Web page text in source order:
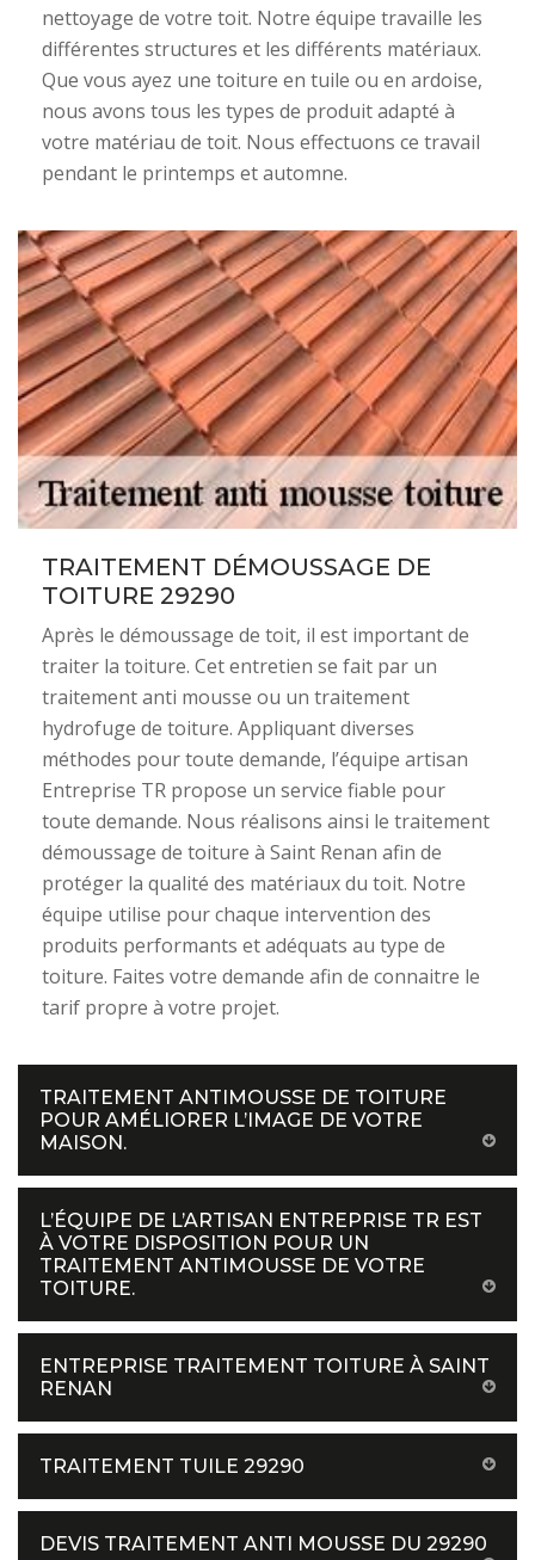
nettoyage de votre toit. Notre équipe travaille les
différentes structures et les différents matériaux.
Que vous ayez une toiture en tuile ou en ardoise,
nous avons tous les types de produit adapté à
votre matériau de toit. Nous effectuons ce travail
pendant le printemps et automne.
TRAITEMENT DÉMOUSSAGE DE
TOITURE 29290
Après le démoussage de toit, il est important de
traiter la toiture. Cet entretien se fait par un
traitement anti mousse ou un traitement
hydrofuge de toiture. Appliquant diverses
méthodes pour toute demande, l’équipe artisan
Entreprise TR propose un service fiable pour
toute demande. Nous réalisons ainsi le traitement
démoussage de toiture à Saint Renan afin de
protéger la qualité des matériaux du toit. Notre
équipe utilise pour chaque intervention des
produits performants et adéquats au type de
toiture. Faites votre demande afin de connaitre le
tarif propre à votre projet.
TRAITEMENT ANTIMOUSSE DE TOITURE
POUR AMÉLIORER L’IMAGE DE VOTRE
MAISON.
L’ÉQUIPE DE L’ARTISAN ENTREPRISE TR EST
À VOTRE DISPOSITION POUR UN
TRAITEMENT ANTIMOUSSE DE VOTRE
TOITURE.
ENTREPRISE TRAITEMENT TOITURE À SAINT
RENAN
TRAITEMENT TUILE 29290
DEVIS TRAITEMENT ANTI MOUSSE DU 29290